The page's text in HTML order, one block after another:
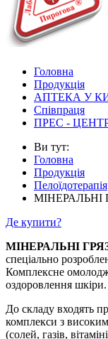
Головна
Продукція
АПТЕКА У
Співпраця
ПРЕС -
Ви тут:
Головна
Продукція
Пелоїдотерапія
МІНЕРАЛЬНІ
Де купити?
МІНЕРАЛЬНІ
спеціально
Комплексне
оздоровлення шкіри.
До складу входять
комплекси з
(солей, газів,